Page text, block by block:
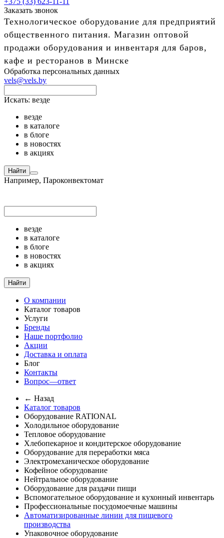
Заказать звонок
Технологическое оборудование для предприятий
общественного питания. Магазин оптовой
продажи оборудования и инвентаря для баров,
кафе и ресторанов в Минске
Обработка персональных данных
vels@vels.by
Искать: везде
везде
в каталоге
в блоге
в новостях
в акциях
Найти
Например, Пароконвектомат
везде
в каталоге
в блоге
в новостях
в акциях
Найти
О компании
Каталог товаров
Услуги
Бренды
Наше портфолио
Акции
Доставка и оплата
Блог
Контакты
Вопрос—ответ
← Назад
Каталог товаров
Оборудование RATIONAL
Холодильное оборудование
Тепловое оборудование
Хлебопекарное и кондитерское оборудование
Оборудование для переработки мяса
Электромеханическое оборудование
Кофейное оборудование
Нейтральное оборудование
Оборудование для раздачи пищи
Вспомогательное оборудование и кухонный инвентарь
Профессиональные посудомоечные машины
Автоматизированные линии для пищевого
производства
Упаковочное оборудование